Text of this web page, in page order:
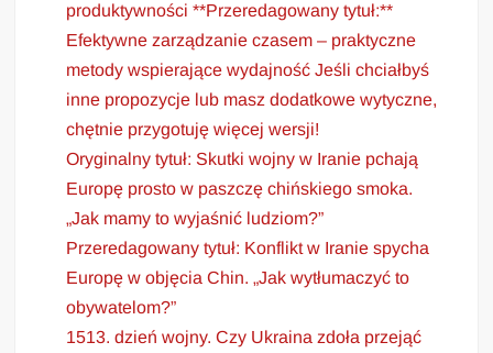
produktywności **Przeredagowany tytuł:**
Efektywne zarządzanie czasem – praktyczne
metody wspierające wydajność Jeśli chciałbyś
inne propozycje lub masz dodatkowe wytyczne,
chętnie przygotuję więcej wersji!
Oryginalny tytuł: Skutki wojny w Iranie pchają
Europę prosto w paszczę chińskiego smoka.
„Jak mamy to wyjaśnić ludziom?”
Przeredagowany tytuł: Konflikt w Iranie spycha
Europę w objęcia Chin. „Jak wytłumaczyć to
obywatelom?”
1513. dzień wojny. Czy Ukraina zdoła przejąć